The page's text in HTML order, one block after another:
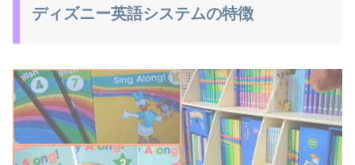
ディズニー英語システムの特徴